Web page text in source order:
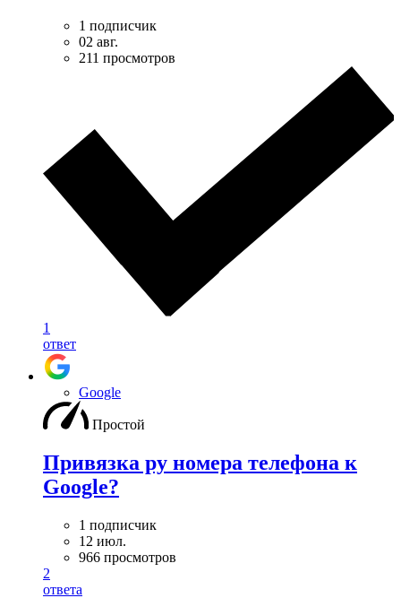
1 подписчик
02 авг.
211 просмотров
1
ответ
Google
Простой
Привязка ру номера телефона к
Google?
1 подписчик
12 июл.
966 просмотров
2
ответа